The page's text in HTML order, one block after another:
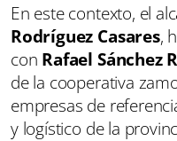
En este contexto, el
Rodríguez Casares,
con Rafael Sánchez
de la cooperativa
empresas de
y logístico de la